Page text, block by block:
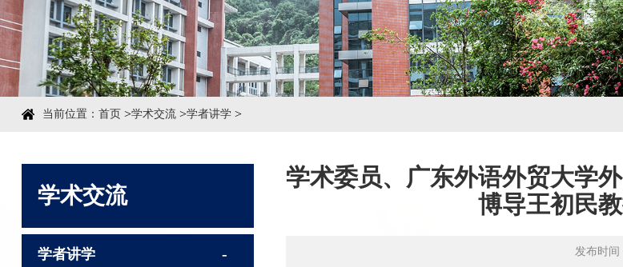
当前位置： 首页>学术交流>学者讲学>
学术交流
学者讲学
学术委员、广东外语外贸大学
博导王初民
发布时间